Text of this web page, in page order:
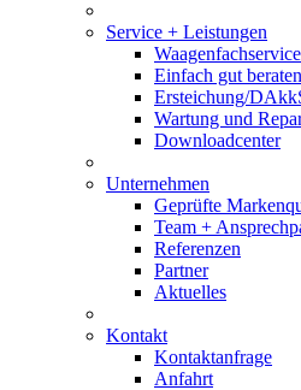
Service + Leistungen
Einfach gut beraten
Ersteichung/
Wartung und
Downloadcenter
Unternehmen
Geprüfte
Team +
Referenzen
Partner
Aktuelles
Kontakt
Kontaktanfrage
Anfahrt